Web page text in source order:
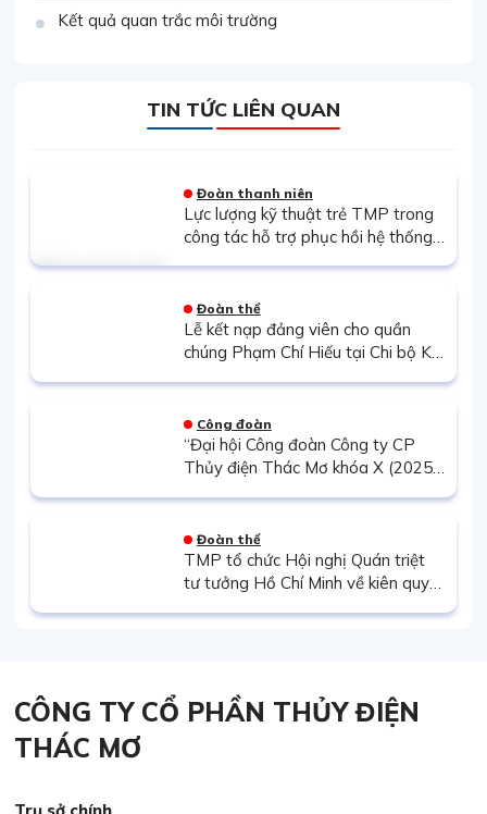
Kết quả quan trắc môi trường
TIN TỨC LIÊN QUAN
Đoàn thanh niên
Lực lượng kỹ thuật trẻ TMP trong
công tác hỗ trợ phục hồi hệ thống
Đoàn thể
Lễ kết nạp đảng viên cho quần
chúng Phạm Chí Hiếu tại Chi bộ Kế
Công đoàn
“Đại hội Công đoàn Công ty CP
Thủy điện Thác Mơ khóa X (2025–
động”
Đoàn thể
TMP tổ chức Hội nghị Quán triệt
tư tưởng Hồ Chí Minh về kiên quyết
CÔNG TY CỔ PHẦN THỦY ĐIỆN
THÁC MƠ